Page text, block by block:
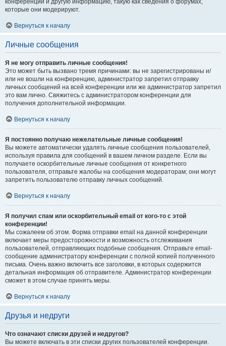
конференции и другую информацию, такую как сведения о форумах,
которые они модерируют.
Вернуться к началу
Личные сообщения
Я не могу отправить личные сообщения!
Это может быть вызвано тремя причинами: вы не зарегистрированы и/
или не вошли на конференцию, администратор запретил отправку
личных сообщений на всей конференции или же администратор запретил
это вам лично. Свяжитесь с администратором конференции для
получения дополнительной информации.
Вернуться к началу
Я постоянно получаю нежелательные личные сообщения!
Вы можете автоматически удалять личные сообщения пользователей,
используя правила для сообщений в вашем личном разделе. Если вы
получаете оскорбительные личные сообщения от конкретного
пользователя, отправьте жалобы на сообщения модераторам; они могут
запретить пользователю отправку личных сообщений.
Вернуться к началу
Я получил спам или оскорбительный email от кого-то с этой
конференции!
Мы сожалеем об этом. Форма отправки email на данной конференции
включает меры предосторожности и возможность отслеживания
пользователей, отправляющих подобные сообщения. Отправьте email-
сообщение администратору конференции с полной копией полученного
письма. Очень важно включить все заголовки, в которых содержится
детальная информация об отправителе. Администратор конференции
сможет в этом случае принять меры.
Вернуться к началу
Друзья и недруги
Что означают списки друзей и недругов?
Вы можете включать в эти списки других пользователей конференции.